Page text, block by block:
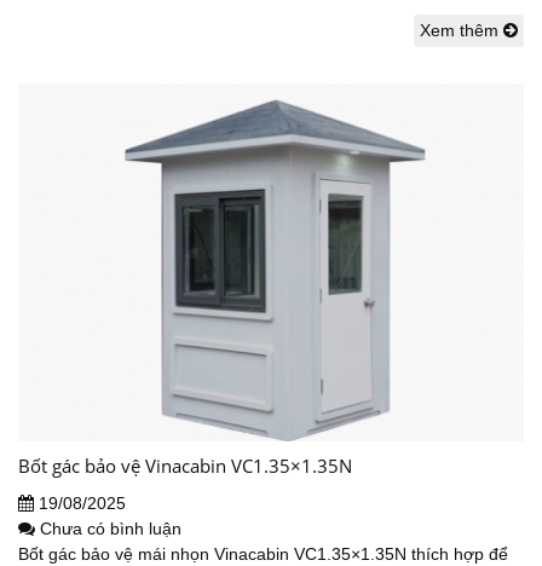
Xem thêm
Bốt gác bảo vệ Vinacabin VC1.35×1.35N
19/08/2025
Chưa có bình luận
Bốt gác bảo vệ mái nhọn Vinacabin VC1.35×1.35N thích hợp để